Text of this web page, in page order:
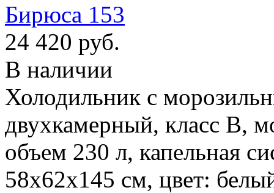
Бирюса 153
24 420 руб.
В наличии
Холодильник с
двухкамерный, класс B,
объем 230 л, капельная
58x62x145 см, цвет: